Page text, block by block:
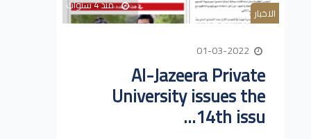
الاخبار منذ 4 سنوات
Al-Jazeera Private
University issues the
14th issu...